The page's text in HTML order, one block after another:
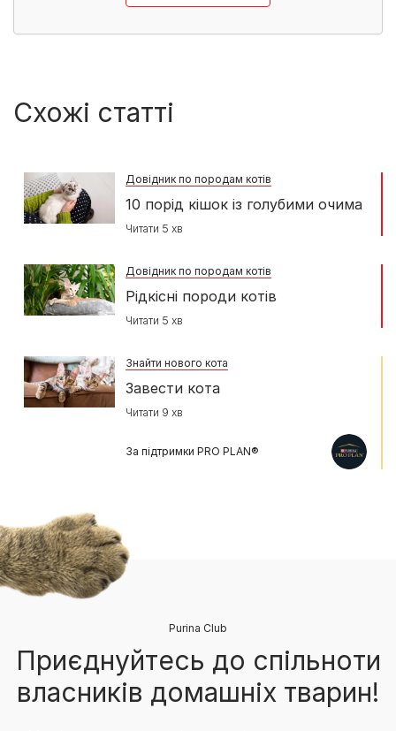
Схожі статті
Довідник по породам котів
10 порід кішок із голубими очима
Читати 5 хв
Довідник по породам котів
Рідкісні породи котів
Читати 5 хв
Знайти нового кота
Завести кота
Читати 9 хв
За підтримки PRO PLAN®
Purina Club
Приєднуйтесь до спільноти
власників домашніх тварин!